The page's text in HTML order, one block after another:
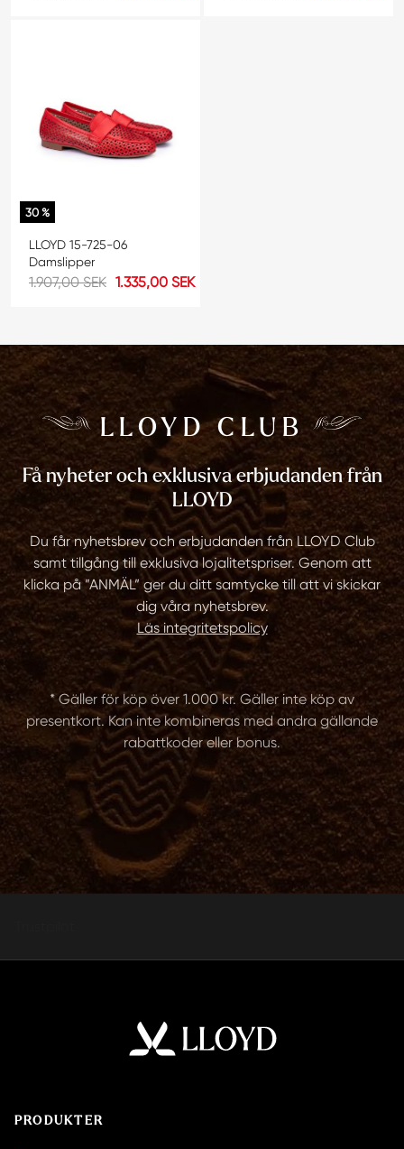
30 %
LLOYD 15-725-06
Damslipper
1.907,00 SEK 1.335,00 SEK
LLOYD CLUB
Få nyheter och exklusiva erbjudanden från
LLOYD
Du får nyhetsbrev och erbjudanden från LLOYD Club
samt tillgång till exklusiva lojalitetspriser. Genom att
klicka på ”ANMÄL” ger du ditt samtycke till att vi skickar
dig våra nyhetsbrev.
Läs integritetspolicy
* Gäller för köp över 1.000 kr. Gäller inte köp av
presentkort. Kan inte kombineras med andra gällande
rabattkoder eller bonus.
PRODUKTER